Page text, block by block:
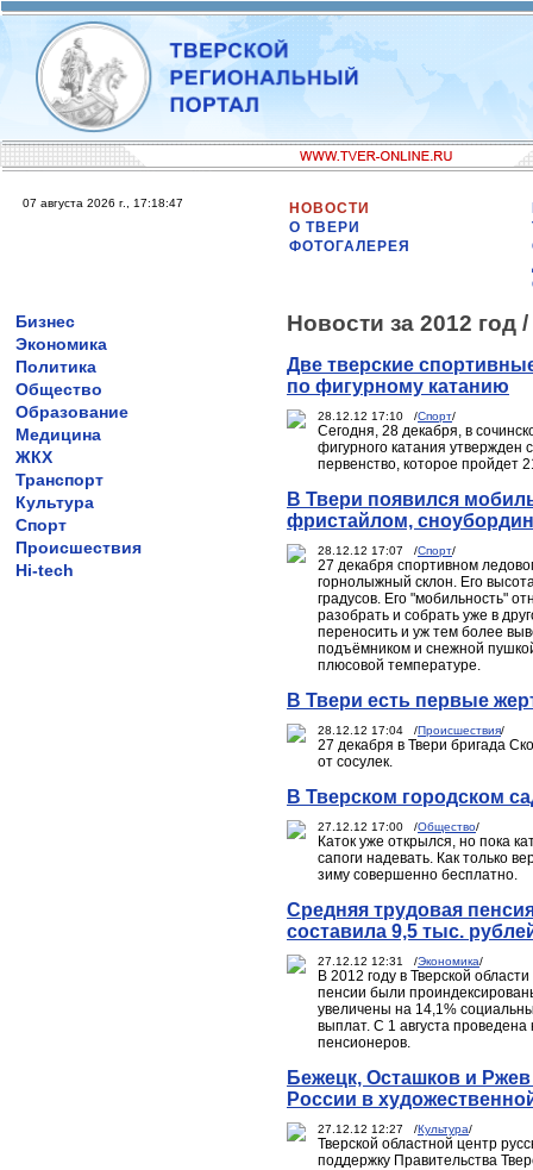
07 августа 2026 г., 17:18:47
НОВОСТИ
О ТВЕРИ
ФОТОГАЛЕРЕЯ
Бизнес
Экономика
Политика
Общество
Образование
Медицина
ЖКХ
Транспорт
Культура
Спорт
Происшествия
Hi-tech
Новости за 2012 год /
Две тверские
по фигурному катанию
28.12.12 17:10 /Спорт/
Сегодня, 28 декабря, в
фигурного катания утвержден
первенство, которое пройдет
В Твери появился
фристайлом,
28.12.12 17:07 /Спорт/
27 декабря спортивном
горнолыжный склон. Его
градусов. Его "мобильность"
разобрать и собрать уже в
переносить и уж тем более
подъёмником и снежной
плюсовой температуре.
В Твери есть первые
28.12.12 17:04 /Происшествия/
27 декабря в Твери бригада
от сосулек.
В Тверском городском
27.12.12 17:00 /Общество/
Каток уже открылся, но пока
сапоги надевать. Как только
зиму совершенно бесплатно.
Средняя трудовая
составила 9,5 тыс.
27.12.12 12:31 /Экономика/
В 2012 году в Тверской
пенсии были
увеличены на 14,1%
выплат. С 1 августа
пенсионеров.
Бежецк, Осташков и
России в
27.12.12 12:27 /Культура/
Тверской областной центр
поддержку Правительства